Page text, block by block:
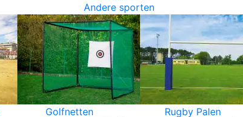
Andere sporten
Golfnetten Rugby Palen